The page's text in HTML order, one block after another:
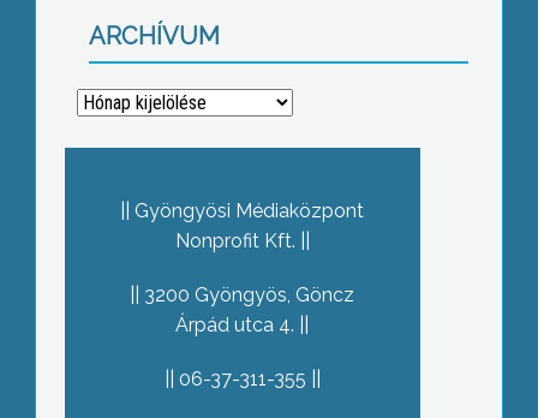
ARCHÍVUM
Archívum
Gyöngyösi Médiaközpont
Nonprofit Kft.
3200 Gyöngyös, Göncz
Árpád utca 4.
06-37-311-355